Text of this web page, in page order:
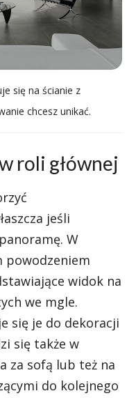
się na ścianie z
chcesz unikać.
roli głównej
jeśli
W
powodzeniem
widok na
we mgle.
się je do dekoracji
się także w
za sofą lub też na
do kolejnego